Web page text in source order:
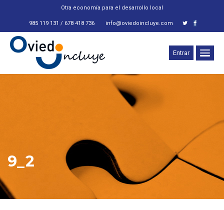
Otra economía para el desarrollo local
985 119 131 / 678 418 736 info@oviedoincluye.com
Entrar
9_2